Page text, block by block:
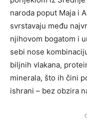
naroda poput Maja i
svrstavaju među
njihovom bogatom i
sebi nose
biljnih vlakana,
minerala, što ih čini
ishrani – bez obzira